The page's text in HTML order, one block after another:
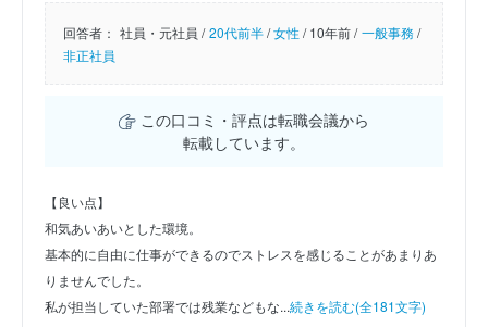
回答者： 社員・元社員 / 20代前半/女性/10年前 / 一般事務/
非正社員
この口コミ・評点は転職会議から
転載しています。
【良い点】
和気あいあいとした環境。
基本的に自由に仕事ができるのでストレスを感じることがあまりあ
りませんでした。
私が担当していた部署では残業などもな...続きを読む(全181文字)